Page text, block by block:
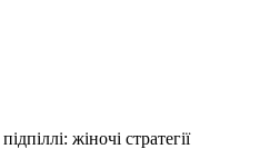
жіночі стратегії